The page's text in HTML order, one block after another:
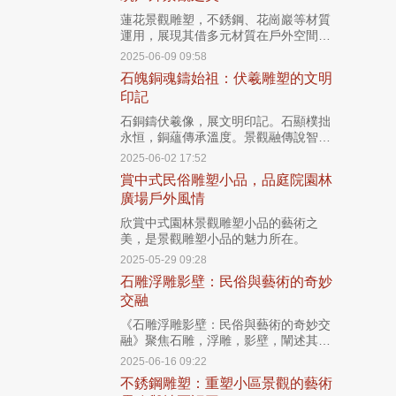
蓮花景觀雕塑，不銹鋼、花崗巖等材質
運用，展現其借多元材質在戶外空間詮
釋傳統與現代，傳遞文化情感，成為獨
2025-06-09 09:58
石魄銅魂鑄始祖：伏羲雕塑的文明
印記
石銅鑄伏羲像，展文明印記。石顯樸拙
永恒，銅蘊傳承溫度。景觀融傳說智
慧，人像凝始祖神韻，立民族記憶。
2025-06-02 17:52
賞中式民俗雕塑小品，品庭院園林
廣場戶外風情
欣賞中式園林景觀雕塑小品的藝術之
美，是景觀雕塑小品的魅力所在。
2025-05-29 09:28
石雕浮雕影壁：民俗與藝術的奇妙
交融
《石雕浮雕影壁：民俗與藝術的奇妙交
融》聚焦石雕，浮雕，影壁，闡述其融
合民俗元素與技法，借影壁呈現民俗故
建筑文化發展提供樣本，展現藝術交融
2025-06-16 09:22
不銹鋼雕塑：重塑小區景觀的藝術